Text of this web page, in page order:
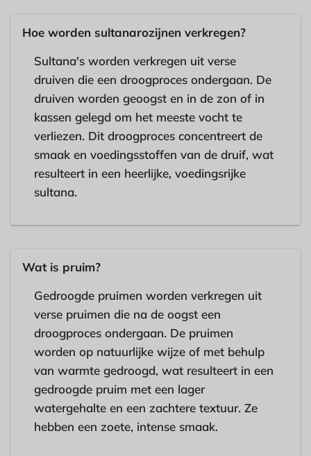
Hoe worden sultanarozijnen verkregen?
Sultana's worden verkregen uit verse
druiven die een droogproces ondergaan. De
druiven worden geoogst en in de zon of in
kassen gelegd om het meeste vocht te
verliezen. Dit droogproces concentreert de
smaak en voedingsstoffen van de druif, wat
resulteert in een heerlijke, voedingsrijke
sultana.
Wat is pruim?
Gedroogde pruimen worden verkregen uit
verse pruimen die na de oogst een
droogproces ondergaan. De pruimen
worden op natuurlijke wijze of met behulp
van warmte gedroogd, wat resulteert in een
gedroogde pruim met een lager
watergehalte en een zachtere textuur. Ze
hebben een zoete, intense smaak.